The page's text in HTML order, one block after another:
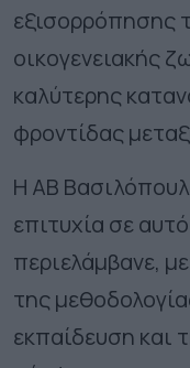
εξισορρόπησης
οικογενειακής
καλύτερης
φροντίδας
Η ΑΒ
επιτυχία σε
περιελάμβανε,
της
εκπαίδευση και